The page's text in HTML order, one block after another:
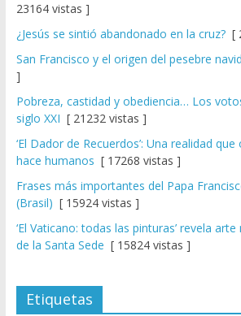
23164 vistas ]
¿Jesús se sintió abandonado en la cruz?[
San Francisco y el origen del pesebre
]
Pobreza, castidad y obediencia… Los
siglo XXI [ 21232 vistas ]
‘El Dador de Recuerdos’: Una realidad
hace humanos [ 17268 vistas ]
Frases más importantes del Papa
(Brasil) [ 15924 vistas ]
‘El Vaticano: todas las pinturas’ revela
de la Santa Sede [ 15824 vistas ]
Etiquetas